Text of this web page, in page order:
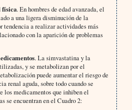
física. En hombres de edad avanzada, el
a una ligera disminución de la
tendencia a realizar actividades más
con la aparición de problemas
. La simvastatina y la
y se metabolizan por el
puede aumentar el riesgo de
renal aguda, sobre todo cuando se
los medicamentos que inhiben el
se encuentran en el Cuadro 2: